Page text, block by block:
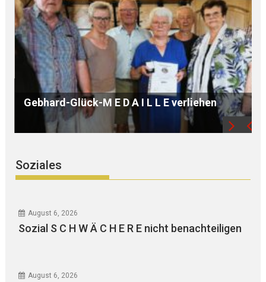
B Ü R G E R S P R E C H S T U N D E mit Ursula
WEGER
Soziales
August 6, 2026
Sozial S C H W Ä C H E R E nicht benachteiligen
August 6, 2026